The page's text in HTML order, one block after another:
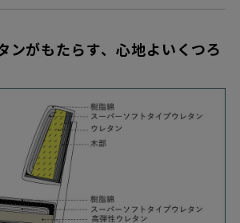
ンがもたらす、心地よいくつろ